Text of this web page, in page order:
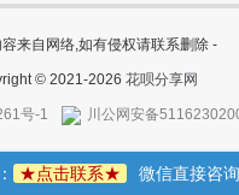
来自网络,如有侵权请联系删除 -
© 2021-2026 花呗分享网
号-1 川公网安备
★点击联系★ 微信直接咨询